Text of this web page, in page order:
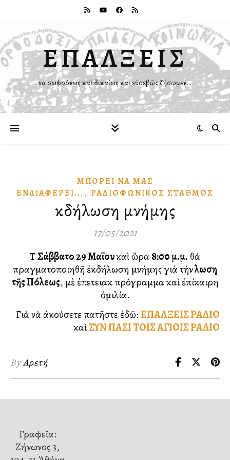
ΕΠΑΛΞΕΙΣ
Ἵνα σωφρόνως καὶ δικαίως καὶ εὐσεβῶς ζήσωμεν…
ΜΠΟΡΕΙ͂ ΝᾺ ΜΑ͂Σ
ἘΝΔΙΑΦΈΡΕΙ... , ΡΑΔΙΟΦΩΝΙΚῸΣ ΣΤΑΘΜΌΣ
Ἐκδήλωση μνήμης
17/05/2021
Σάββατο 29 Μαΐουκαὶ ὥρα 8:00 μ.μ. θὰ
πραγματοποιηθῆ ἐκδήλωση μνήμης γιὰ τὴνἍλωση
τῆς Πόλεως, μὲ ἐπετειακὸ πρόγραμμα καὶ ἐπίκαιρη
ὁμιλία.
Γιὰ νὰ ἀκούσετε πατῆστε ἐδῶ:ΕΠΑΛΞΕΙΣ ΡΑΔΙΟ
καὶΣΥΝ ΠΑΣΙ ΤΟΙΣ ΑΓΙΟΙΣ ΡΑΔΙΟ
ByΑρετή
Γραφεῖα:
Ζήνωνος 3,